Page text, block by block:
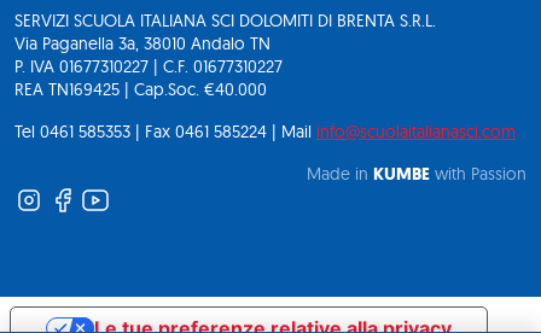
SERVIZI SCUOLA ITALIANA SCI DOLOMITI DI BRENTA S.R.L.
Via Paganella 3a, 38010 Andalo TN
P. IVA 01677310227 | C.F. 01677310227
REA TN169425 | Cap.Soc. €40.000
Tel 0461 585353 | Fax 0461 585224 | Mail info@scuolaitalianasci.com
Made in KUMBE with Passion